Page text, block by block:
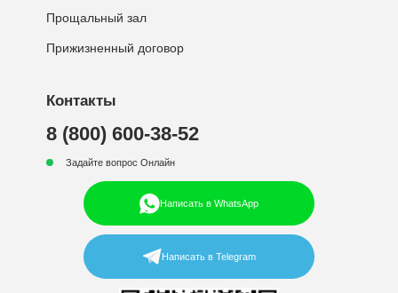
Прощальный зал
Прижизненный договор
Контакты
8 (800) 600-38-52
Задайте вопрос Онлайн
Написать в WhatsApp
Написать в Telegram